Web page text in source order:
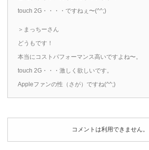
touch 2G・・・・ですねぇ〜(^^;)
＞まっちーさん
どうもです！
本当にコストパフォーマンス高いですよね〜。
touch 2G・・・激しく欲しいです。
Appleファンの性（さが）ですね(^^;)
コメントは利用できません。